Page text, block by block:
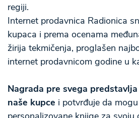
regiji.
Internet prodavnica Radionica
kupaca i prema ocenama
žirija tekmičenja, proglašen
internet prodavnicom godine u
Nagrada pre svega
naše kupce i potvrđuje da